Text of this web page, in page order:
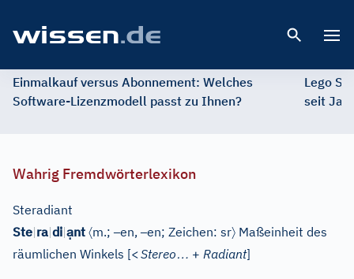
Einmalkauf versus Abonnement: Welches
Software-Lizenzmodell passt zu Ihnen?
Lego
seit
Wahrig Fremdwörterlexikon
Steradiant
Ste|ra|di|ạnt 〈m.;–en,–en; Zeichen: sr〉 Maßeinheit des
räumlichen Winkels [<Stereo… + Radiant]